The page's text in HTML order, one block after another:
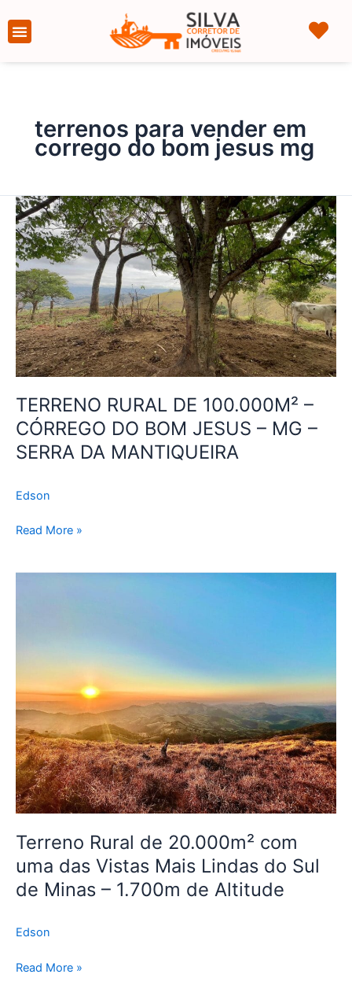
para
conteúdo
terrenos para vender em
corrego do bom jesus mg
TERRENO RURAL DE 100.000M² –
CÓRREGO DO BOM JESUS – MG –
SERRA DA MANTIQUEIRA
Edson
TERRENO
RURAL
DE
100.000M²
–
CÓRREGO
DO
BOM
JESUS
–
SERRA
DA
Read More »
Terreno Rural de 20.000m² com
uma das Vistas Mais Lindas do Sul
de Minas – 1.700m de Altitude
Edson
das
Vistas
Mais
Lindas
do
Sul
de
1.700m
de
Read More »